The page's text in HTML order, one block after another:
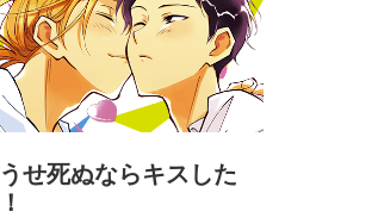
せ死ぬならキスした